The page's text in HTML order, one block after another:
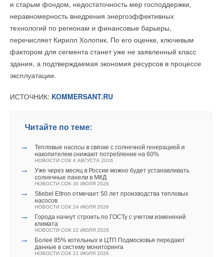
и старым фондом, недостаточность мер господдержки,
неравномерность внедрения энергоэффективных
технологий по регионам и финансовые барьеры,
перечисляет Кирилл Холопик. По его оценке, ключевым
фактором для сегмента станет уже не заявленный класс
здания, а подтверждаемая экономия ресурсов в процессе
эксплуатации.
ИСТОЧНИК: KOMMERSANT.RU
Читайте по теме:
→
Тепловые насосы в связке с солнечной генерацией и
накопителем снижают потребление на 60%
НОВОСТИ СОК 4 АВГУСТА 2026
→
Уже через месяц в России можно будет устанавливать
солнечные панели в МКД
НОВОСТИ СОК 30 ИЮЛЯ 2026
→
Stiebel Eltron отмечает 50 лет производства тепловых
насосов
НОВОСТИ СОК 24 ИЮЛЯ 2026
→
Города начнут строить по ГОСТу с учетом изменений
климата
НОВОСТИ СОК 22 ИЮЛЯ 2026
→
Более 85% котельных и ЦТП Подмосковья передают
данные в систему мониторинга
НОВОСТИ СОК 21 ИЮЛЯ 2026